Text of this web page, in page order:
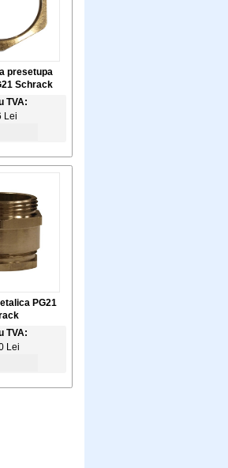
presetupa
Schrack
TVA:
Lei
PG21
TVA:
Lei